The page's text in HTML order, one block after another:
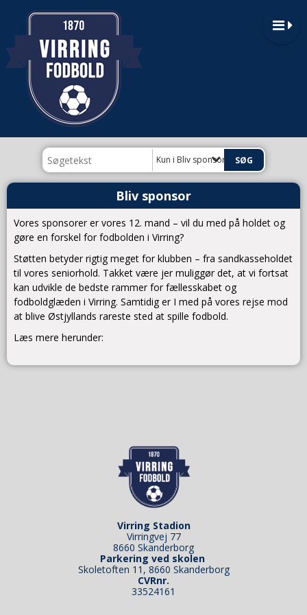
Kun i Bliv sponsor
Bliv sponsor
Vores sponsorer er vores 12. mand – vil du med på holdet og
gøre en forskel for fodbolden i Virring?
Støtten betyder rigtig meget for klubben – fra sandkasseholdet
til vores seniorhold. Takket være jer muliggør det, at vi fortsat
kan udvikle de bedste rammer for fællesskabet og
fodboldglæden i Virring. Samtidig er I med på vores rejse mod
at blive Østjyllands rareste sted at spille fodbold.
Læs mere herunder:
Virring Stadion
Virringvej 77
8660 Skanderborg
Parkering ved skolen
Skoletoften 11, 8660 Skanderborg
CVRnr.
33524161